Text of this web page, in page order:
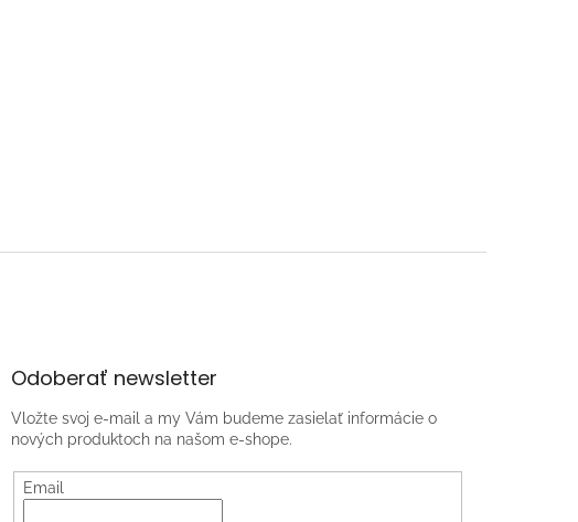
Odoberať newsletter
Vložte svoj e-mail a my Vám budeme zasielať informácie o
nových produktoch na našom e-shope.
Email